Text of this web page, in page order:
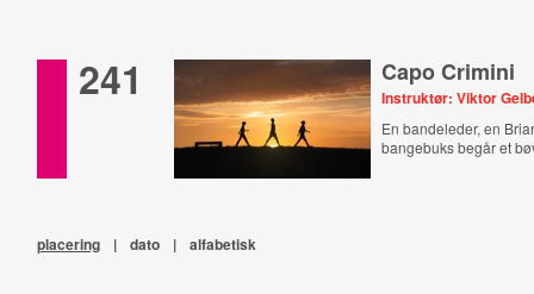
241 Capo Crimini
Instruktør: Viktor
En bandeleder, en
bangebuks begår et
placering | dato | alfabetisk